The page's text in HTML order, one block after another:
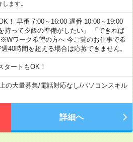
ます。
！ 早番 7:00～16:00 遅番 10:00～19:00
持って夕飯の準備がしたい」 「できれば
ワーク希望の方へ 今ご覧のお仕事で希
40時間を超える場合は応募できません。
ートもOK！
の大量募集/電話対応なし/パソコンスキル
詳細へ